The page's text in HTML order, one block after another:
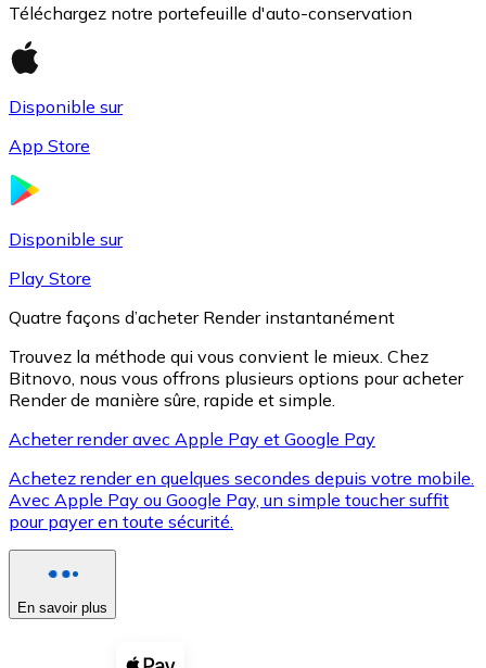
XRP
XRP
Voir toutes
Coupons crypto
Téléchargez notre portefeuille d'auto-conservation
Disponible sur
App Store
Disponible sur
Play Store
Quatre façons d’acheter Render instantanément
Trouvez la méthode qui vous convient le mieux. Chez
Bitnovo, nous vous offrons plusieurs options pour acheter
Render de manière sûre, rapide et simple.
Acheter render avec Apple Pay et Google Pay
Achetez render en quelques secondes depuis votre mobile.
Avec Apple Pay ou Google Pay, un simple toucher suffit
pour payer en toute sécurité.
En savoir plus